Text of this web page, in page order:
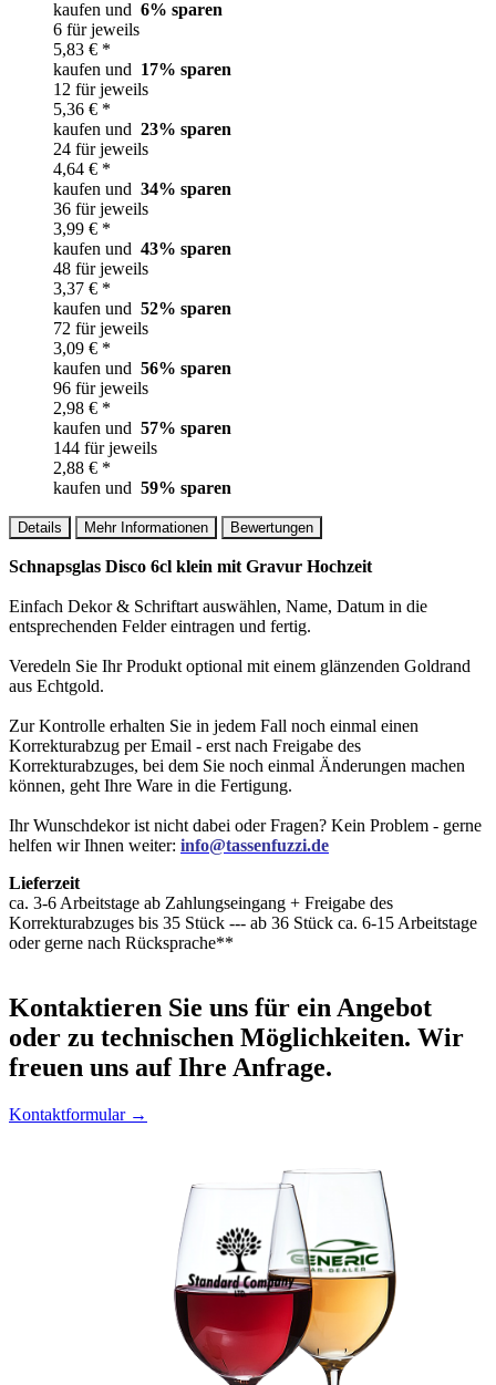
kaufen und 6% sparen
6 für jeweils
5,83 € *
kaufen und 17% sparen
12 für jeweils
5,36 € *
kaufen und 23% sparen
24 für jeweils
4,64 € *
kaufen und 34% sparen
36 für jeweils
3,99 € *
kaufen und 43% sparen
48 für jeweils
3,37 € *
kaufen und 52% sparen
72 für jeweils
3,09 € *
kaufen und 56% sparen
96 für jeweils
2,98 € *
kaufen und 57% sparen
144 für jeweils
2,88 € *
kaufen und 59% sparen
Details Mehr Informationen Bewertungen
Schnapsglas Disco 6cl klein mit Gravur Hochzeit
Einfach Dekor & Schriftart auswählen, Name, Datum in die
entsprechenden Felder eintragen und fertig.
Veredeln Sie Ihr Produkt optional mit einem glänzenden Goldrand
aus Echtgold.
Zur Kontrolle erhalten Sie in jedem Fall noch einmal einen
Korrekturabzug per Email - erst nach Freigabe des
Korrekturabzuges, bei dem Sie noch einmal Änderungen machen
können, geht Ihre Ware in die Fertigung.
Ihr Wunschdekor ist nicht dabei oder Fragen? Kein Problem - gerne
helfen wir Ihnen weiter: info@tassenfuzzi.de
Lieferzeit
ca. 3-6 Arbeitstage ab Zahlungseingang + Freigabe des
Korrekturabzuges bis 35 Stück --- ab 36 Stück ca. 6-15 Arbeitstage
oder gerne nach Rücksprache**
Kontaktieren Sie uns für ein Angebot
oder zu technischen Möglichkeiten. Wir
freuen uns auf Ihre Anfrage.
Kontaktformular →